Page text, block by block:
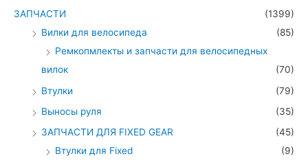
ЗАПЧАСТИ
(1399)
Вилки для велосипеда
(85)
Ремкопмлекты и запчасти для велосипедных
вилок
(70)
Втулки
(79)
Выносы руля
(35)
ЗАПЧАСТИ ДЛЯ FIXED GEAR
(45)
Втулки для Fixed
(9)